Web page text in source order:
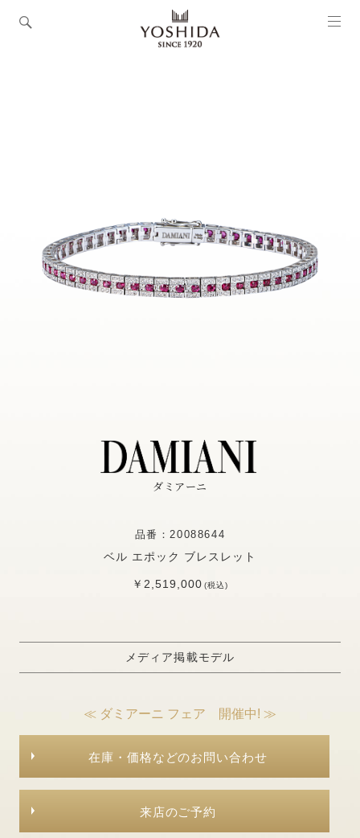
ダミアーニ
品番：20088644
ベル エポック ブレスレット
￥2,519,000(税込)
メディア掲載モデル
≪ ダミアーニ フェア 開催中! ≫
在庫・価格などのお問い合わせ
来店のご予約